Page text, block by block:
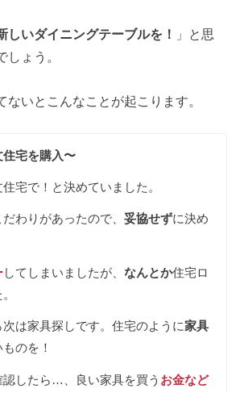
しいダイニングテーブルを！
」と思
しょう。
ないとこんなことが起こります。
宅を購入〜
宅で！と決めていました。
わりがあったので、妥協せずに決め
してしまいましたが、なんとか住宅ロ
は家具探しです。住宅のように家具
ものを！
認したら…、良い家具を買う お金など